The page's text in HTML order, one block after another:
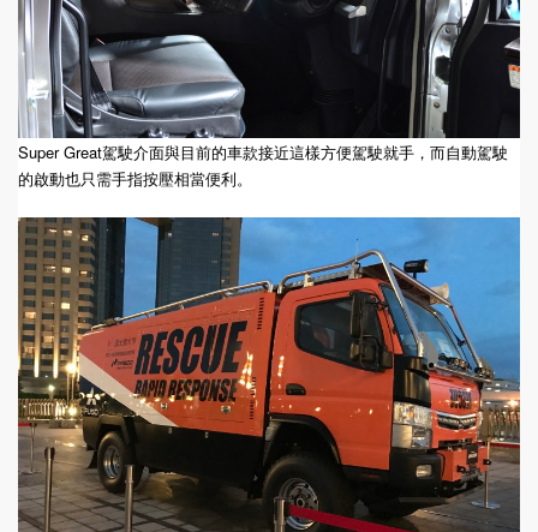
Super Great駕駛介面與目前的車款接近這樣方便駕駛就手，而自動駕駛
的啟動也只需手指按壓相當便利。